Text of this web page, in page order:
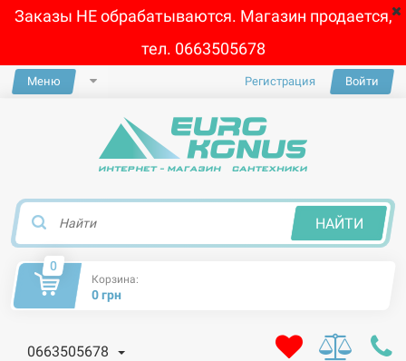
Заказы НЕ обрабатываются. Магазин продается,
тел. 0663505678
Меню Регистрация Войти
НАЙТИ
0
Корзина:
0 грн
0663505678